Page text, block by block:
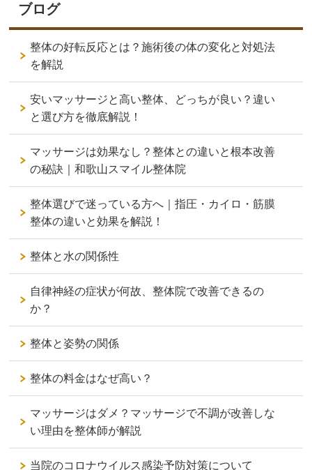
ブログ
整体の好転反応とは？施術後の体の変化と対処法
を解説
安いマッサージと高い整体、どっちが良い？違い
と選び方を徹底解説！
マッサージは効果なし？整体との違いと根本改善
の秘訣｜和歌山スマイル整体院
整体選びで迷っている方へ｜指圧・カイロ・筋膜
整体の違いと効果を解説！
整体と水の関係性
自律神経の症状が何故、整体院で改善できるの
か？
整体と姿勢の関係
整体の料金はなぜ高い？
マッサージはダメ？マッサージで不調が改善しな
い理由を整体師が解説
当院のコロナウイルス感染予防対策について